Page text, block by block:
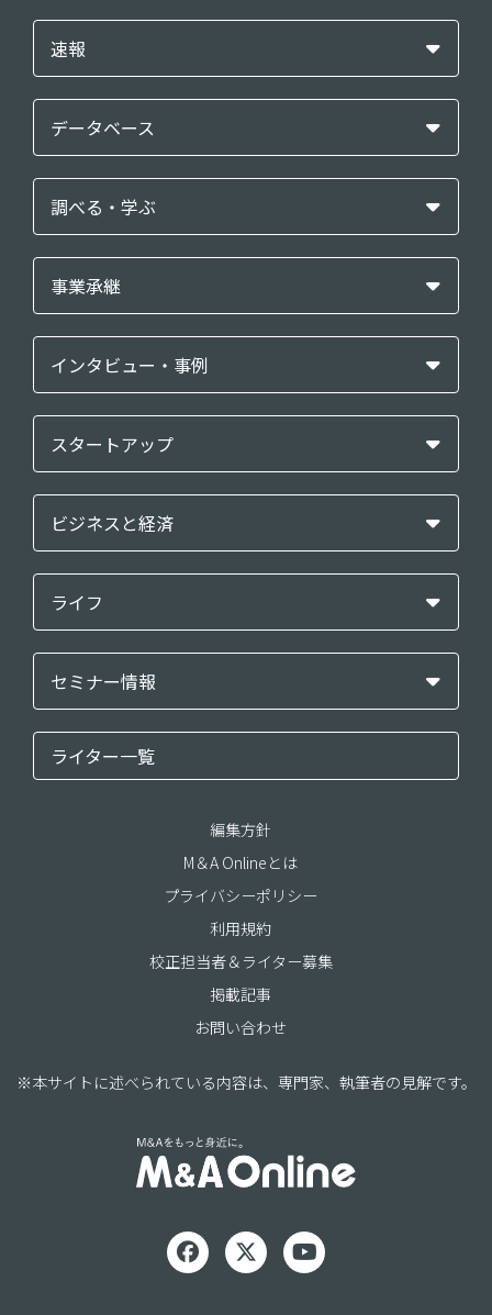
速報
データベース
調べる・学ぶ
事業承継
インタビュー・事例
スタートアップ
ビジネスと経済
ライフ
セミナー情報
ライター一覧
編集方針
M＆A Onlineとは
プライバシーポリシー
利用規約
校正担当者＆ライター募集
掲載記事
お問い合わせ
※本サイトに述べられている内容は、専門家、執筆者の見解です。